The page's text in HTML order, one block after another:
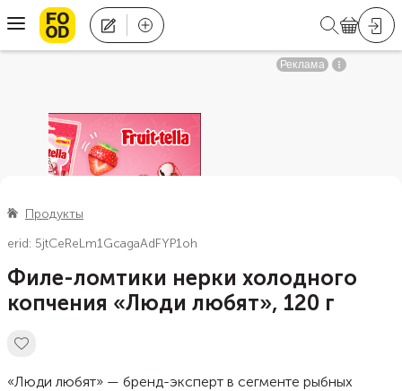
Продукты
erid: 5jtCeReLm1GcagaAdFYP1oh
Филе-ломтики нерки холодного
копчения «Люди любят», 120 г
«Люди любят» — бренд-эксперт в сегменте рыбных